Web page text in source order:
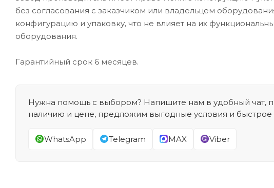
без согласования с заказчиком или владельцем
конфигурацию и упаковку, что не влияет на их
оборудования.
Гарантийный срок 6 месяцев.
Нужна помощь с выбором? Напишите нам в удобный чат,
наличию и цене, предложим выгодные условия и
WhatsApp Telegram MAX Viber